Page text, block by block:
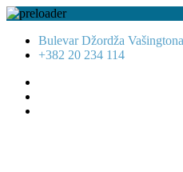
Bulevar Džordža
+382 20 234 114